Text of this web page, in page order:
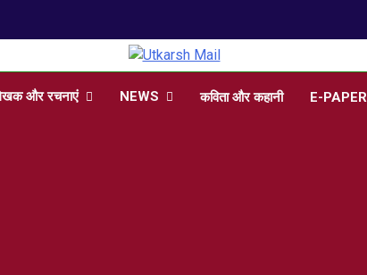
Mail
और रचनाएं NEWS कविता और कहानी E-PAPER